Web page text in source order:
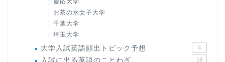
慶応大学
お茶の水女子大学
千葉大学
埼玉大学
大学入試英語頻出トピック予想 4
入試に出る英語のことわざ 16